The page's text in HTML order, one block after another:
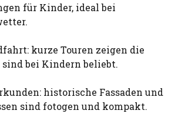
für Kinder, ideal bei
kurze Touren zeigen die
sind bei Kindern beliebt.
historische Fassaden und
sind fotogen und kompakt.